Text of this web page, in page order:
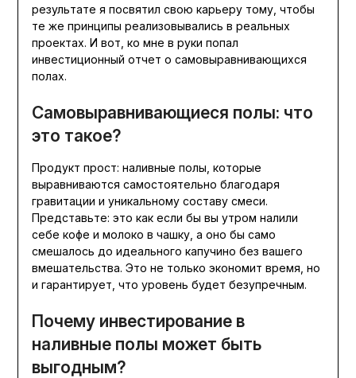
результате я посвятил свою карьеру тому, чтобы
те же принципы реализовывались в реальных
проектах. И вот, ко мне в руки попал
инвестиционный отчет о самовыравнивающихся
полах.
Самовыравнивающиеся полы: что
это такое?
Продукт прост: наливные полы, которые
выравниваются самостоятельно благодаря
гравитации и уникальному составу смеси.
Представьте: это как если бы вы утром налили
себе кофе и молоко в чашку, а оно бы само
смешалось до идеального капучино без вашего
вмешательства. Это не только экономит время, но
и гарантирует, что уровень будет безупречным.
Почему инвестирование в
наливные полы может быть
выгодным?